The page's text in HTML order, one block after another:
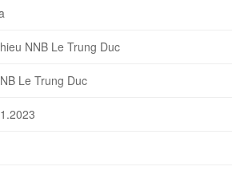
NNB Le Trung Duc
Le Trung Duc